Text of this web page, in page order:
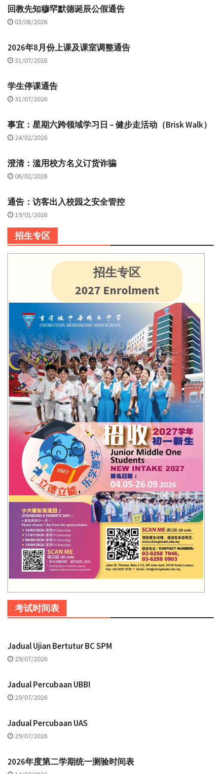
回教先知穆罕默德诞辰公假通告
03/08/2026
2026年8月份上课及课室调整通告
31/07/2026
学生停课通告
31/07/2026
事宜：星期六跨领域学习日 – 健步走活动（Brisk Walk）
24/02/2026
澄清：滥用校方名义订货诈骗
06/02/2026
通告：访客出入校园之安全管控
19/01/2026
招生专区
招生专区
2027 Enrolment
考试时间表
Jadual Ujian Bertutur BC SPM
29/07/2026
Jadual Percubaan UBBI
29/07/2026
Jadual Percubaan UAS
29/07/2026
2026年度第二学期统一测验时间表